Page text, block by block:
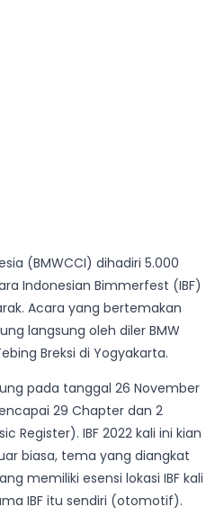
(BMWCCI) dihadiri 5.000
Indonesian Bimmerfest (IBF)
Acara yang bertemakan
langsung oleh diler BMW
Breksi di Yogyakarta.
pada tanggal 26 November
29 Chapter dan 2
Register). IBF 2022 kali ini kian
biasa, tema yang diangkat
memiliki esensi lokasi IBF kali
IBF itu sendiri (otomotif).